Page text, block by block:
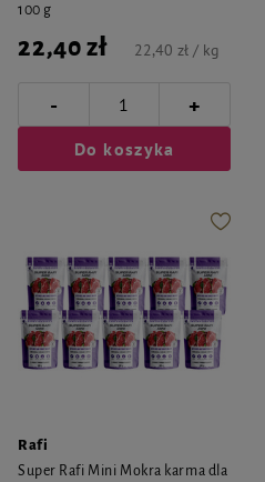
100 g
22,40 zł 22,40 zł / kg
- +
Do koszyka
Rafi
Super Rafi Mini Mokra karma dla